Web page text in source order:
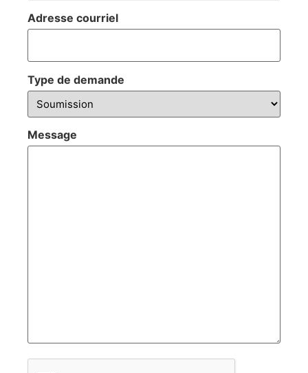
Adresse courriel
Type de demande
Message
CAPTCHA